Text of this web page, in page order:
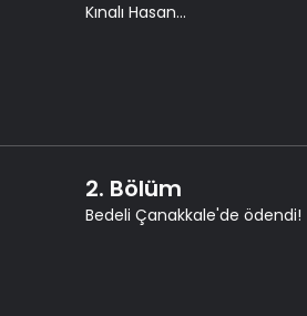
Kınalı Hasan...
2. Bölüm
Bedeli Çanakkale'de ödendi!